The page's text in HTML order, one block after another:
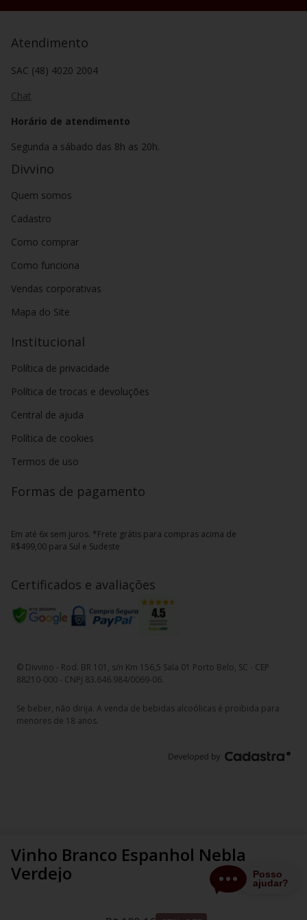
Vinho Branco Espanhol Nebla
Verdejo
Atendimento
SAC (48) 4020 2004
Chat
Horário de atendimento
Segunda a sábado das 8h as 20h.
Divvino
Quem somos
Cadastro
Como comprar
Como funciona
Vendas corporativas
Mapa do Site
Institucional
Política de privacidade
Política de trocas e devoluções
Central de ajuda
Política de cookies
Termos de uso
Formas de pagamento
Em até 6x sem juros. *Frete grátis para compras acima de
R$499,00 para Sul e Sudeste
Certificados e avaliações
© Divvino - Rod. BR 101, s/n Km 156,5 Sala 01 Porto Belo, SC - CEP
88210-000 - CNPJ 83.646.984/0069-06.
Se beber, não dirija. A venda de bebidas alcoólicas é proibida para
menores de 18 anos.